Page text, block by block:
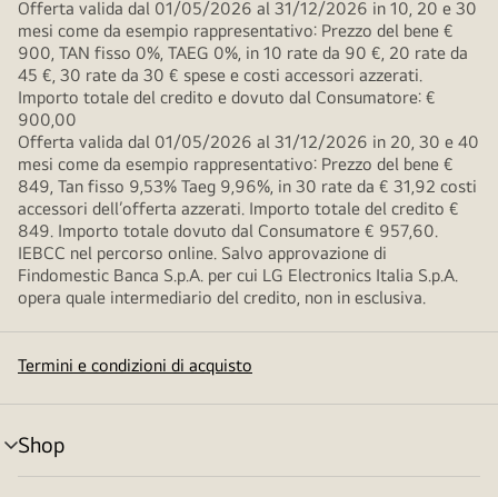
Offerta valida dal 01/05/2026 al 31/12/2026 in 10, 20 e 30
mesi come da esempio rappresentativo: Prezzo del bene €
900, TAN fisso 0%, TAEG 0%, in 10 rate da 90 €, 20 rate da
45 €, 30 rate da 30 € spese e costi accessori azzerati.
Importo totale del credito e dovuto dal Consumatore: €
900,00
Offerta valida dal 01/05/2026 al 31/12/2026 in 20, 30 e 40
mesi come da esempio rappresentativo: Prezzo del bene €
849, Tan fisso 9,53% Taeg 9,96%, in 30 rate da € 31,92 costi
accessori dell’offerta azzerati. Importo totale del credito €
849. Importo totale dovuto dal Consumatore € 957,60.
IEBCC nel percorso online. Salvo approvazione di
Findomestic Banca S.p.A. per cui LG Electronics Italia S.p.A.
opera quale intermediario del credito, non in esclusiva.
Termini e condizioni di acquisto
Shop
Attivazione
menu